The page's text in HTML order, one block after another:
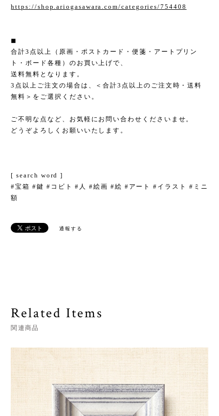
https://shop.ariogasawara.com/categories/754408
◼︎
合計3点以上（原画・ポストカード・便箋・アートプリン
ト・ボード各種）のお買い上げで、
送料無料となります。
3点以上ご注文の場合は、＜合計3点以上のご注文時・送料
無料＞をご選択ください。
ご不明な点など、お気軽にお問い合わせくださいませ。
どうぞよろしくお願いいたします。
[ search word ]
#宝箱 #鍵 #コビト #人 #絵画 #絵 #アート #イラスト #ミニ
額
通報する
Related Items
関連商品